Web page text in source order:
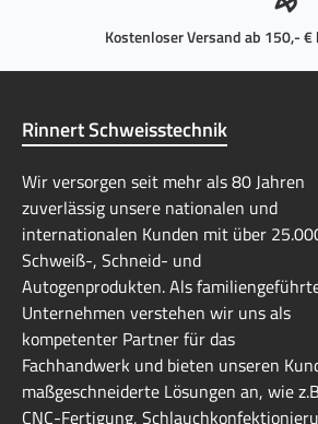
Kostenloser Versand ab 150,-
Rinnert Schweisstechnik
Wir versorgen seit mehr als 80 Jahren
zuverlässig unsere nationalen und
internationalen Kunden mit über
Schweiß-, Schneid- und
Autogenprodukten. Als
Unternehmen verstehen wir uns als
kompetenter Partner für das
Fachhandwerk und bieten unseren
maßgeschneiderte Lösungen an, wie
CNC-Fertigung,